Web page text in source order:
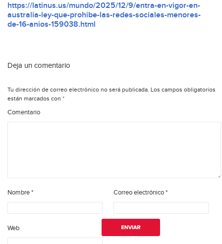
https://latinus.us/mundo/2025/12/9/entra-en-vigor-en-
australia-ley-que-prohibe-las-redes-sociales-menores-
de-16-anios-159038.html
Deja un comentario
Tu dirección de correo electrónico no será publicada. Los campos obligatorios
están marcados con *
Comentario
Nombre* Correo electrónico*
Web